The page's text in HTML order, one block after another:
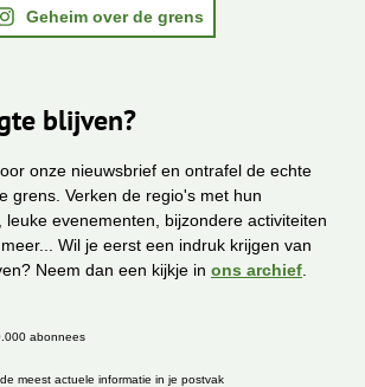
Geheim over de grens
blijven?
onze nieuwsbrief en ontrafel de echte
grens. Verken de regio's met hun
leuke evenementen, bijzondere activiteiten
Wil je eerst een indruk krijgen van
Neem dan een kijkje in ons archief
abonnees
meest actuele informatie in je postvak